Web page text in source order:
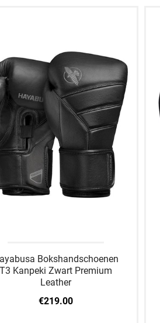
Bokshandschoenen
T3 Kanpeki Zwart Premium
Leather
€219.00